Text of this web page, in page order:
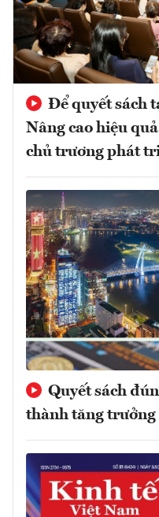
Để quyết sách
Nâng cao hiệu
chủ trương phát
Quyết sách
thành tăng trưởng